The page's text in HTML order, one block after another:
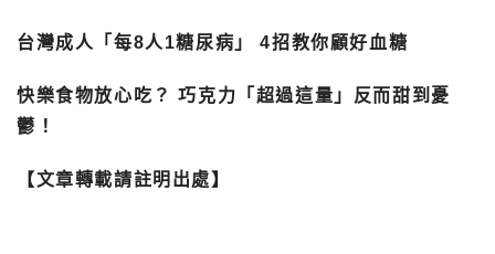
台灣成人「每8人1糖尿病」 4招教你顧好血糖
快樂食物放心吃？ 巧克力「超過這量」反而甜到憂
鬱！
【文章轉載請註明出處】